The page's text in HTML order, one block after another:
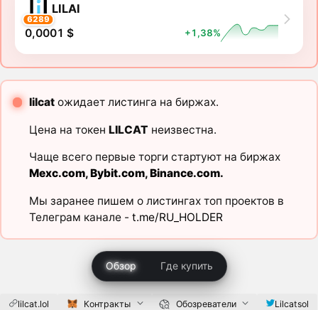
6289
LILAI
0,0001 $ +1,38%
lilcatожидает листинга на биржах.
Цена на токен LILCAT неизвестна.
Чаще всего первые торги стартуют на биржах
Mexc.com,Bybit.com,Binance.com.
Мы заранее пишем о листингах топ проектов в
Телеграм канале - t.me/RU_HOLDER
Обзор Где купить
lilcat.lol Контракты Обозреватели Lilcatsol